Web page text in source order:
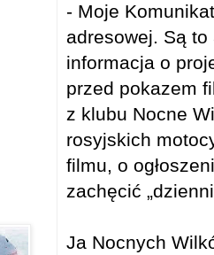
- Moje
adresowej. Są to
informacja o
przed pokazem
z klubu Nocne
rosyjskich
filmu, o
zachęcić
Ja Nocnych